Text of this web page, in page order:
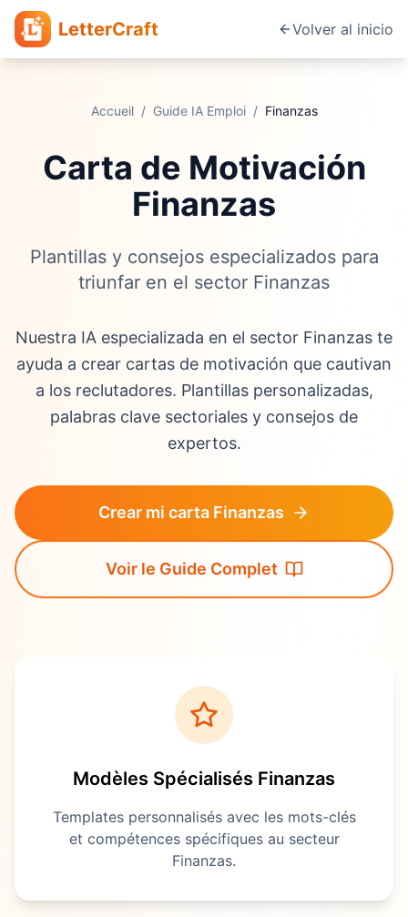
LetterCraft Volver al inicio
Accueil / Guide IA Emploi / Finanzas
Carta de Motivación
Finanzas
Plantillas y consejos especializados para
triunfar en el sector Finanzas
Nuestra IA especializada en el sector Finanzas te
ayuda a crear cartas de motivación que cautivan
a los reclutadores. Plantillas personalizadas,
palabras clave sectoriales y consejos de
expertos.
Crear mi carta Finanzas
Voir le Guide Complet
Modèles Spécialisés Finanzas
Templates personnalisés avec les mots-clés
et compétences spécifiques au secteur
Finanzas.